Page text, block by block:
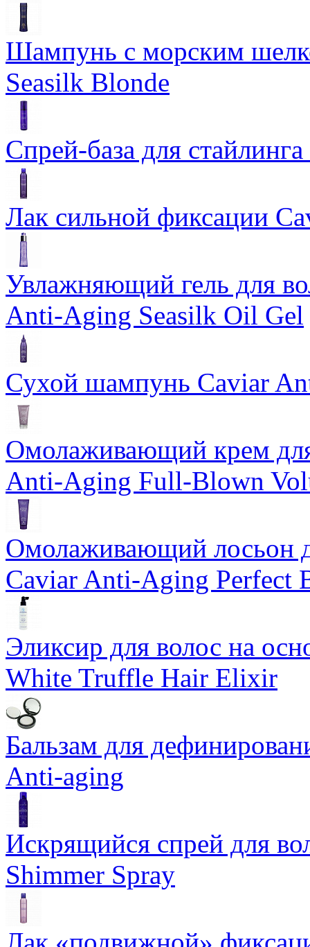
Шампунь с морским
Seasilk Blonde
Спрей-база для
Лак сильной фиксации
Увлажняющий гель для
Anti-Aging Seasilk Oil Gel
Сухой шампунь Caviar
Омолаживающий крем
Anti-Aging Full-Blown
Омолаживающий лосьон
Caviar Anti-Aging Perfect
Эликсир для волос на
White Truffle Hair Elixir
Бальзам для
Anti-aging
Искрящийся спрей для
Shimmer Spray